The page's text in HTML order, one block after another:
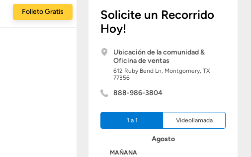
Solicite un Recorrido
Hoy!
Ubicación de la comunidad &
Oficina de ventas
612 Ruby Bend Ln, Montgomery, TX
77356
888-986-3804
1 a 1 Videollamada
Agosto
MAÑANA
Folleto Gratis